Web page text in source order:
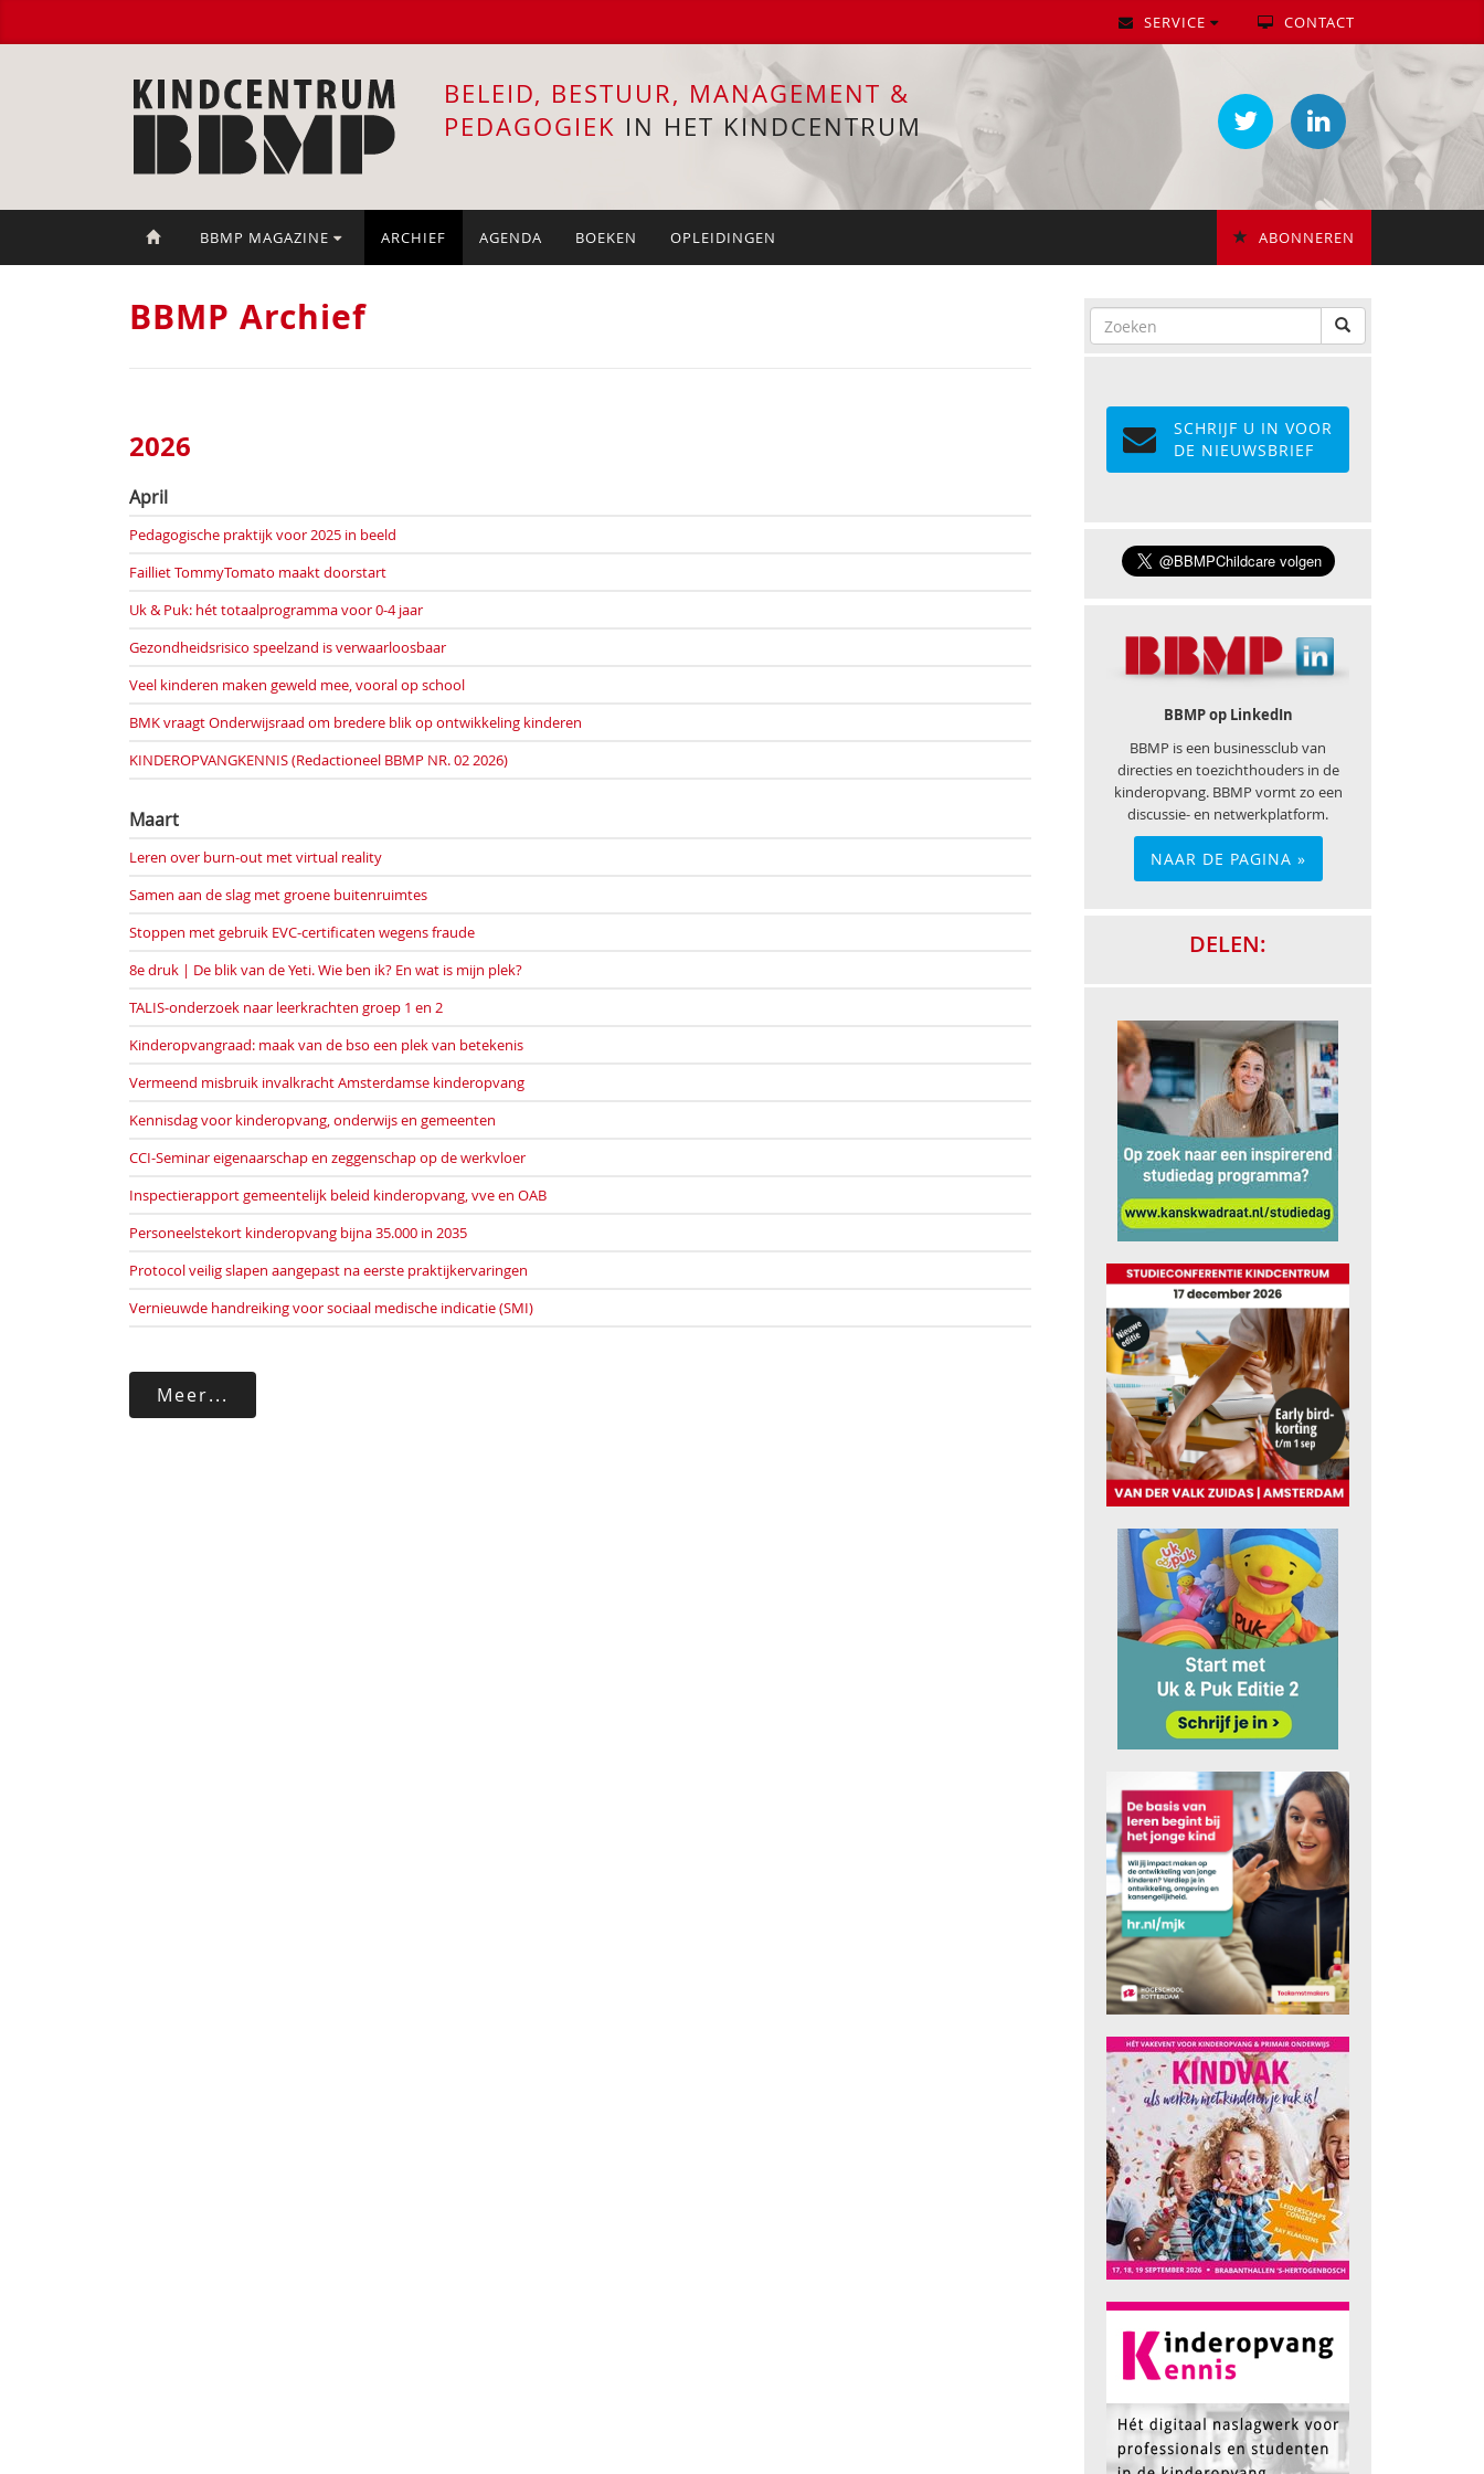
SERVICE CONTACT
BELEID, BESTUUR, MANAGEMENT &
PEDAGOGIEK IN HET KINDCENTRUM
BBMP MAGAZINE ARCHIEF AGENDA BOEKEN OPLEIDINGEN ABONNEREN
BBMP Archief
2026
April
Pedagogische praktijk voor 2025 in beeld
Failliet TommyTomato maakt doorstart
Uk & Puk: hét totaalprogramma voor 0-4 jaar
Gezondheidsrisico speelzand is verwaarloosbaar
Veel kinderen maken geweld mee, vooral op school
BMK vraagt Onderwijsraad om bredere blik op ontwikkeling kinderen
KINDEROPVANGKENNIS (Redactioneel BBMP NR. 02 2026)
Maart
Leren over burn-out met virtual reality
Samen aan de slag met groene buitenruimtes
Stoppen met gebruik EVC-certificaten wegens fraude
8e druk | De blik van de Yeti. Wie ben ik? En wat is mijn plek?
TALIS-onderzoek naar leerkrachten groep 1 en 2
Kinderopvangraad: maak van de bso een plek van betekenis
Vermeend misbruik invalkracht Amsterdamse kinderopvang
Kennisdag voor kinderopvang, onderwijs en gemeenten
CCI-Seminar eigenaarschap en zeggenschap op de werkvloer
Inspectierapport gemeentelijk beleid kinderopvang, vve en OAB
Personeelstekort kinderopvang bijna 35.000 in 2035
Protocol veilig slapen aangepast na eerste praktijkervaringen
Vernieuwde handreiking voor sociaal medische indicatie (SMI)
Meer...
SCHRIJF U IN VOOR
DE NIEUWSBRIEF
BBMP op LinkedIn
BBMP is een businessclub van
directies en toezichthouders in de
kinderopvang. BBMP vormt zo een
discussie- en netwerkplatform.
NAAR DE PAGINA »
DELEN: